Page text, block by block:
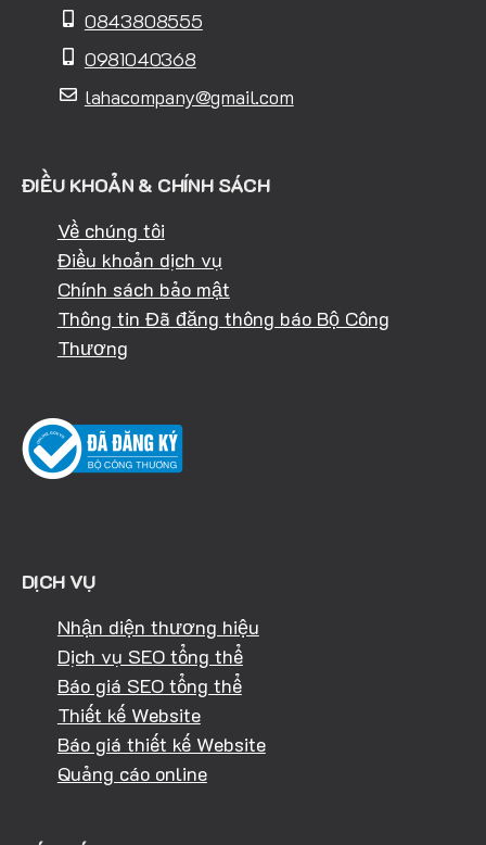
0843808555
0981040368
lahacompany@gmail.com
ĐIỀU KHOẢN & CHÍNH SÁCH
Về chúng tôi
Điều khoản dịch vụ
Chính sách bảo mật
Thông tin Đã đăng thông báo Bộ Công
Thương
DỊCH VỤ
Nhận diện thương hiệu
Dịch vụ SEO tổng thể
Báo giá SEO tổng thể
Thiết kế Website
Báo giá thiết kế Website
Quảng cáo online